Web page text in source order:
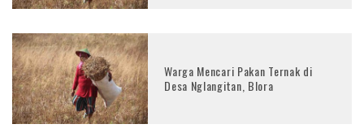
Warga Mencari Pakan Ternak di
Desa Nglangitan, Blora